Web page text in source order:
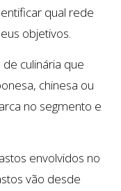
qual rede
objetivos.
culinária que
chinesa ou
no segmento e
envolvidos no
vão desde